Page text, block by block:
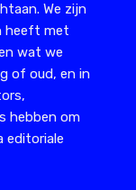
We zijn
heeft met
wat we
of oud, en in
hebben om
editoriale